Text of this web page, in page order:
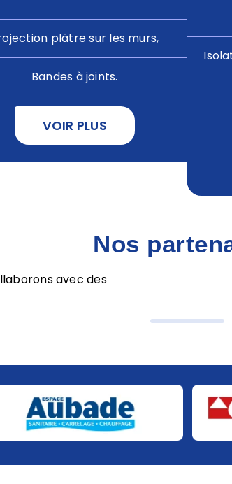
plâtre sur les murs,
Bandes à joints.
VOIR PLUS
Nos
avec des